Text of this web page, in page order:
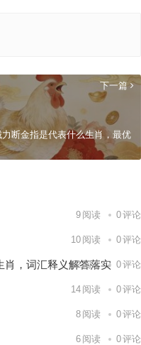
下一篇
断金指是代表什么生肖，最优
9 阅读 0评论
10 阅读 0评论
肖，词汇释义解答落实
12阅读 0评论
14 阅读 0评论
8 阅读 0评论
6 阅读 0评论